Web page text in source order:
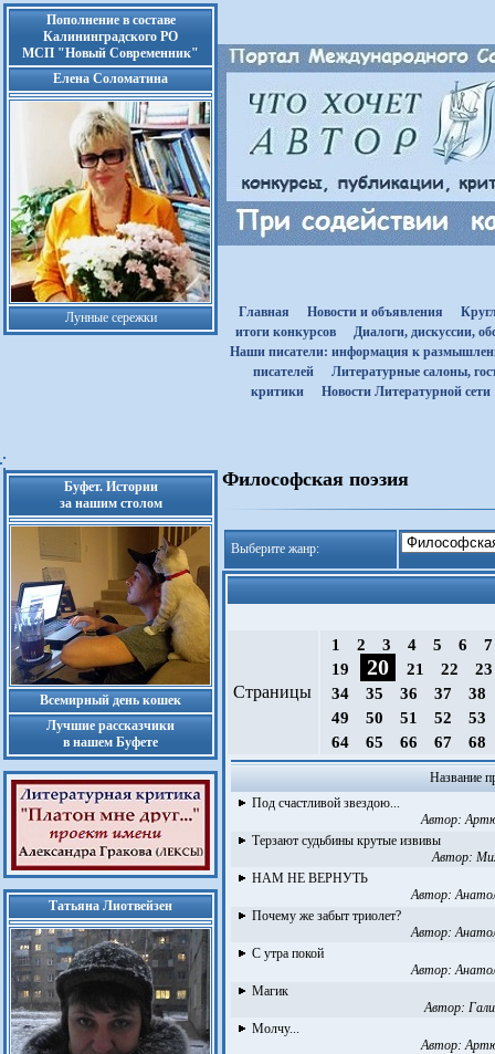
Пополнение в составе
Калининградского РО
МСП "Новый Современник"
Елена Соломатина
Лунные сережки Главная Новости и объявления
итоги конкурсов
Диалоги, дискуссии,
Наши писатели: информация к
писателей
Литературные салоны,
критики
Новости Литературной сети
Буфет. Истории
за нашим столом
Всемирный день кошек
Лучшие рассказчики
в нашем Буфете
Татьяна Лиотвейзен
Философская поэзия
Выберите жанр:
Страницы
1 2 3 4 5 6
19
20 21 22
34
35 36 37
38
49
50 51 52
53
64
65 66 67 68
Название
Под счастливой звездою...
Автор:
Терзают судьбины крутые извивы
Автор:
НАМ НЕ ВЕРНУТЬ
Автор:
Почему же забыт триолет?
Автор:
С утра покой
Автор:
Магик
Автор:
Молчу...
Автор: